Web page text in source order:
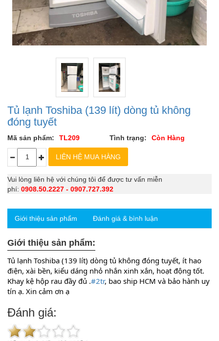
Tủ lạnh Toshiba (139 lít) dòng tủ không
đóng tuyết
Mã sản phẩm: TL209 Tình trạng: Còn Hàng
Vui lòng liên hệ với chúng tôi để được tư vấn miễn
phí: 0908.50.2227 - 0907.727.392
Giới thiệu sản phẩm Đánh giá & bình luận
Giới thiệu sản phẩm:
Tủ lạnh Toshiba (139 lít) dòng tủ không đóng tuyết, ít hao
điện, xài bền, kiểu dáng nhỏ nhắn xinh xắn, hoạt động tốt.
Khay kệ hộp rau đầy đủ .#2tr, bao ship HCM và bảo hành uy
tín ạ. Xin cảm ơn ạ
Đánh giá: